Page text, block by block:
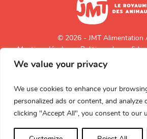
We value your privacy
We use cookies to enhance your
personalized ads or content, and analyze
clicking "Accept All", you consent to our
© 2026 - JMT Alimentation
Mentions légales
Politique de